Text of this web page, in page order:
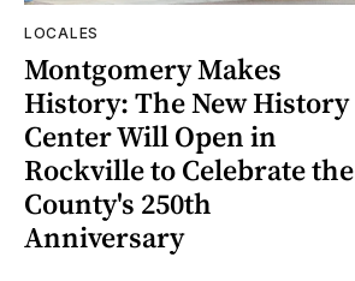
LOCALES
Montgomery Makes
History: The New History
Center Will Open in
Rockville to Celebrate the
County's 250th
Anniversary